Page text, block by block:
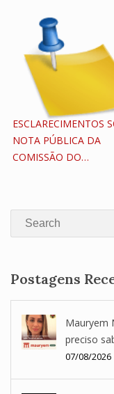
ESCLARECIMENTOS
NOTA PÚBLICA DA
COMISSÃO DO…
Search
Postagens
Mauryem
preciso
07/08/2026